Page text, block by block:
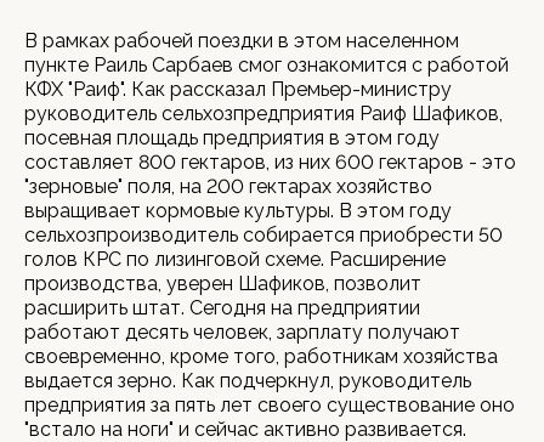
В рамках рабочей поездки в этом населенном
пункте Раиль Сарбаев смог ознакомится с работой
КФХ "Раиф". Как рассказал Премьер-министру
руководитель сельхозпредприятия Раиф Шафиков,
посевная площадь предприятия в этом году
составляет 800 гектаров, из них 600 гектаров - это
"зерновые" поля, на 200 гектарах хозяйство
выращивает кормовые культуры. В этом году
сельхозпроизводитель собирается приобрести 50
голов КРС по лизинговой схеме. Расширение
производства, уверен Шафиков, позволит
расширить штат. Сегодня на предприятии
работают десять человек, зарплату получают
своевременно, кроме того, работникам хозяйства
выдается зерно. Как подчеркнул, руководитель
предприятия за пять лет своего существование оно
"встало на ноги" и сейчас активно развивается.